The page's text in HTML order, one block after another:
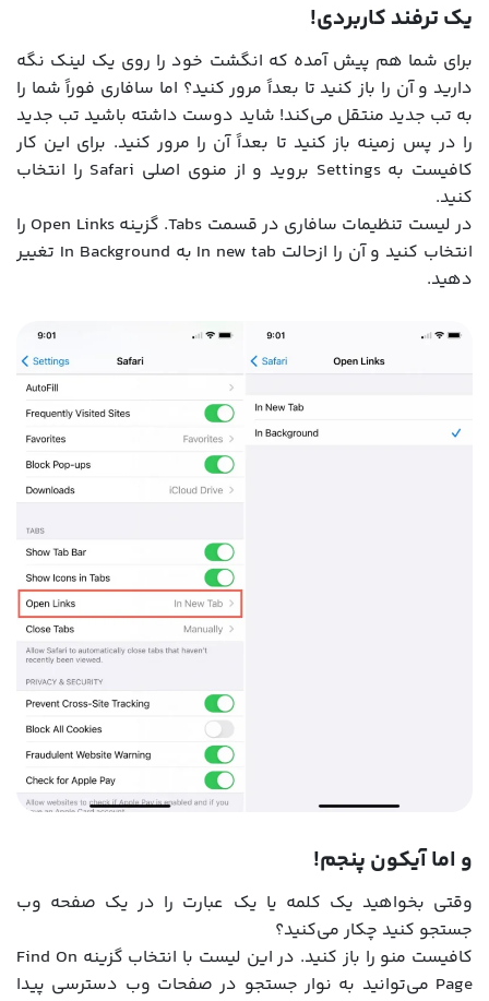
یک ترفند کاربردی‌!
برای شما هم پیش آمده که انگشت خود را روی یک لینک نگه
دارید و آن را باز کنید تا بعداً مرور کنید؟ اما سافاری فوراً شما را
به تب جدید منتقل می‌کند! شاید دوست داشته باشید تب جدید
را در پس زمینه باز کنید تا بعداً آن را مرور کنید. برای این کار
کافیست به Settings بروید و از منوی اصلی Safari را انتخاب
کنید.
در لیست تنظیمات سافاری در قسمت Tabs. گزینه Open Links را
انتخاب کنید و آن را ازحالت In new tab به In Background تغییر
دهید.
و اما آیکون پنجم!
وقتی بخواهید یک کلمه یا یک عبارت را در یک صفحه وب
جستجو کنید چکار می‌کنید؟
کافیست منو را باز کنید. در این لیست با انتخاب گزینه Find On
Page می‌توانید به نوار جستجو در صفحات وب دسترسی پیدا